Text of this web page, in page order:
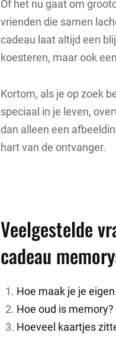
Of het nu gaat om
vrienden die samen
cadeau laat altijd een
koesteren, maar ook
Kortom, als je op zoek
speciaal in je leven,
dan alleen een
hart van de ontvanger.
Veelgestelde
cadeau
Hoe maak je je
Hoe oud is memory?
Hoeveel kaartjes